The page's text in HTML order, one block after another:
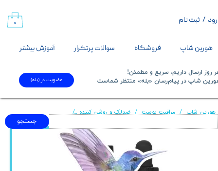
هورین شاپ فروشگاه سوالات پرتکرار آموزش بیشتر
/ ثبت نام
حساب کاربری من
تغییر گذر واژه
خروج از حساب کاربری
۰
جستجو
روز ارسال داریم، سریع و مطمئن!
شاپ در پیام‌رسان «بله» منتظر شماست​​​​​​​
عضویت در (بله)
هورین شاپ مراقبت پوست ضدلک و روشن کننده سرم ویتامین سی 23 کوزارکس (روشن کننده،جوانساز و ضد لک)+ اصل کره